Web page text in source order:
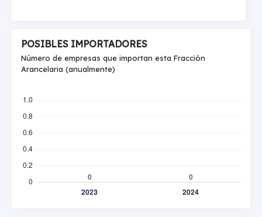
POSIBLES IMPORTADORES
Número de empresas que importan esta Fracción
Arancelaria (anualmente)